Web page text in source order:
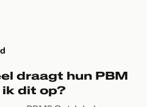
draagt hun PBM
ik dit op?